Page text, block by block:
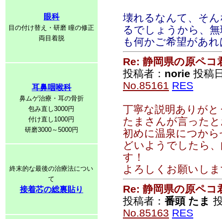
眼科
目の付け替え・研磨 瞳の修正
両目着脱
耳鼻咽喉科
鼻ムゲ治療・耳の骨折
包み直し3000円
付け直し1000円
研磨3000～5000円
終末的な最後の治療法につい
て
接着芯の総裏貼り
壊れるなんて、そ
るでしょうから、
も何かご希望があ
Re: 静岡県の原ペコ
投稿者： norie 投稿
No.85161 RES
丁寧な説明ありが
たまさんが言った
初めに温泉につか
どいようでしたら
す！
よろしくお願いし
Re: 静岡県の原ペコ
投稿者： 番頭 たま
No.85163 RES